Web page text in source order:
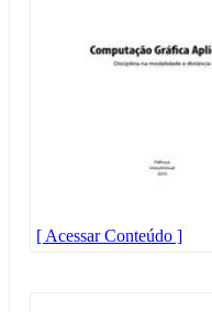
[ Acessar Conteúdo ]